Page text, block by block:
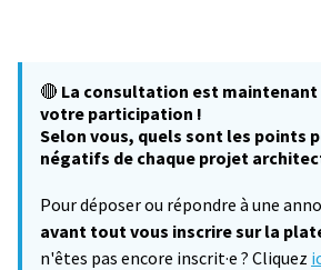
🔴 La consultation est maintenant
votre participation !
Selon vous, quels sont les points
négatifs de chaque projet
Pour déposer ou répondre à une
avant tout vous inscrire sur la
n'êtes pas encore inscrit·e ? Cliquez